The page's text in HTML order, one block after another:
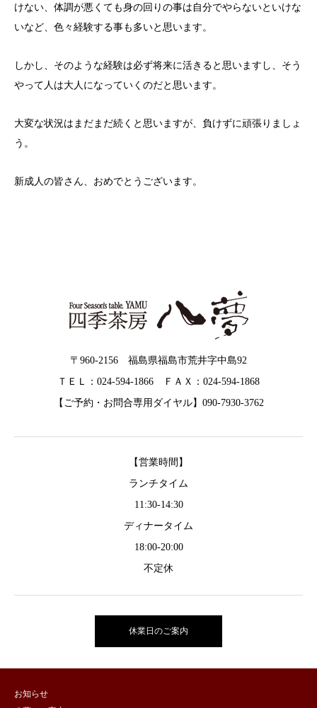
けない、体調が悪くても身の回りの事は自分でやらないといけな
いなど、色々経験する事も多いと思います。
しかし、そのような経験は必ず将来に活きると思いますし、そう
やって人は大人になっていくのだと思います。
大変な状況はまだまだ続くと思いますが、負けずに頑張りましょ
う。
新成人の皆さん、おめでとうございます。
〒960-2156 福島県福島市荒井字中島92
ＴＥＬ：024-594-1866 ＦＡＸ：024-594-1868
【ご予約・お問合専用ダイヤル】090-7930-3762
【営業時間】
ランチタイム
11:30-14:30
ディナータイム
18:00-20:00
不定休
休業日のご案内
お知らせ